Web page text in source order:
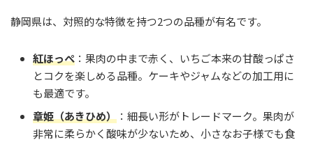
静岡県は、対照的な特徴を持つ2つの品種が有名です。
紅ほっぺ ：果肉の中まで赤く、いちご本来の甘酸っぱさ
とコクを楽しめる品種。ケーキやジャムなどの加工用に
も最適です。
章姫（あきひめ） ：細長い形がトレードマーク。果肉が
非常に柔らかく酸味が少ないため、小さなお子様でも食